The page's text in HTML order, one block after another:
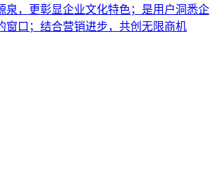
泉，更彰显企业文化特色；是用户洞悉企
窗口；结合营销进步，共创无限商机